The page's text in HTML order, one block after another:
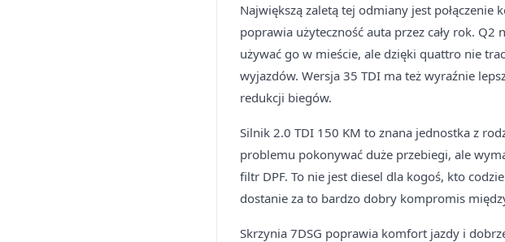
Największą zaletą tej odmiany jest
poprawia użyteczność auta przez cały rok.
używać go w mieście, ale dzięki quattro nie
wyjazdów. Wersja 35 TDI ma też wyraźnie
redukcji biegów.
Silnik 2.0 TDI 150 KM to znana jednostka z
problemu pokonywać duże przebiegi, ale
filtr DPF. To nie jest diesel dla kogoś, kto
dostanie za to bardzo dobry kompromis
Skrzynia 7DSG poprawia komfort jazdy i